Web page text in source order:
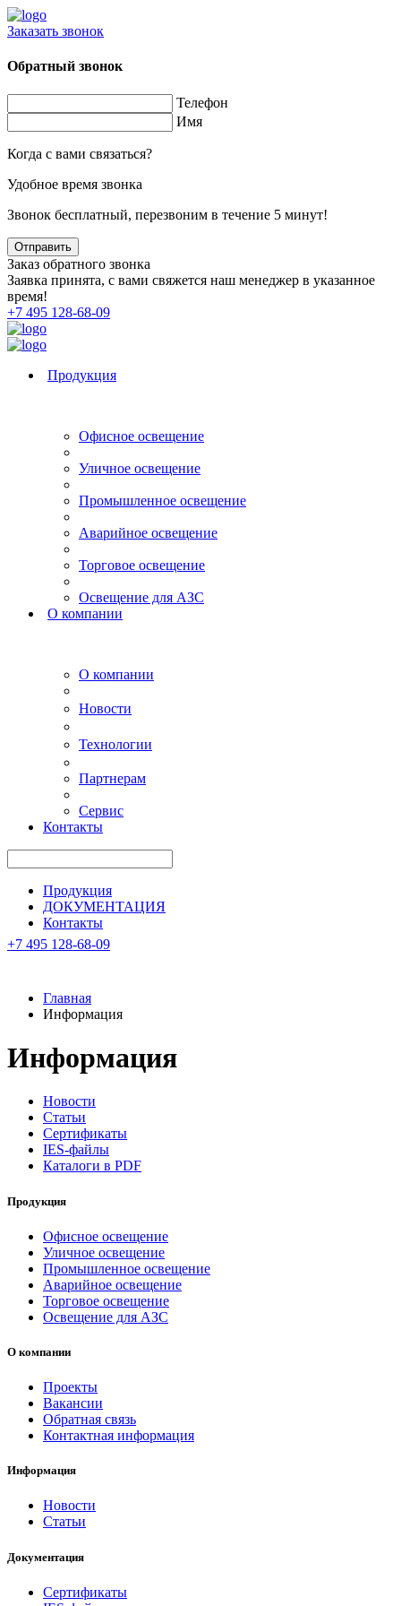
Заказать звонок
Обратный звонок
Телефон
Имя
Когда с вами связаться?
Удобное время звонка
Звонок бесплатный, перезвоним в течение 5 минут!
Заказ обратного звонка
Заявка принята, с вами свяжется наш менеджер в указанное
время!
+7 495 128-68-09
Продукция
Офисное освещение
Уличное освещение
Промышленное освещение
Аварийное освещение
Торговое освещение
Освещение для АЗС
О компании
О компании
Новости
Технологии
Партнерам
Сервис
Контакты
Продукция
ДОКУМЕНТАЦИЯ
Контакты
+7 495 128-68-09
Главная
Информация
Информация
Новости
Статьи
Сертификаты
IES-файлы
Каталоги в PDF
Продукция
Офисное освещение
Уличное освещение
Промышленное освещение
Аварийное освещение
Торговое освещение
Освещение для АЗС
О компании
Проекты
Вакансии
Обратная связь
Контактная информация
Информация
Новости
Статьи
Документация
Сертификаты